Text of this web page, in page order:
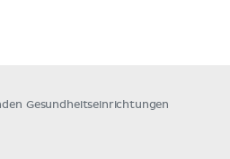
Gesundheitseinrichtungen